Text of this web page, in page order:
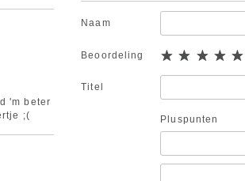
'm beter
;(
Naam
Beoordeling
Titel
Pluspunten